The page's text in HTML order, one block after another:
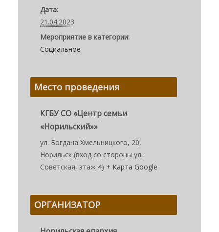
Дата:
21.04.2023
Мероприятие в категории:
Социальное
Место проведения
КГБУ СО «Центр семьи
«Норильский»»
ул. Богдана Хмельницкого, 20,
Норильск (вход со стороны ул.
Советская, этаж 4) + Карта Google
ОРГАНИЗАТОР